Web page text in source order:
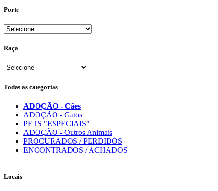
Porte
Raça
Todas as categorias
ADOÇÃO - Cães
ADOÇÃO - Gatos
PETS "ESPECIAIS"
ADOÇÃO - Outros Animais
PROCURADOS / PERDIDOS
ENCONTRADOS / ACHADOS
Locais